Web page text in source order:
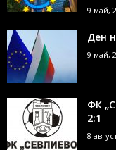
9 май,
Ден
9 май,
ФК
2:1
8